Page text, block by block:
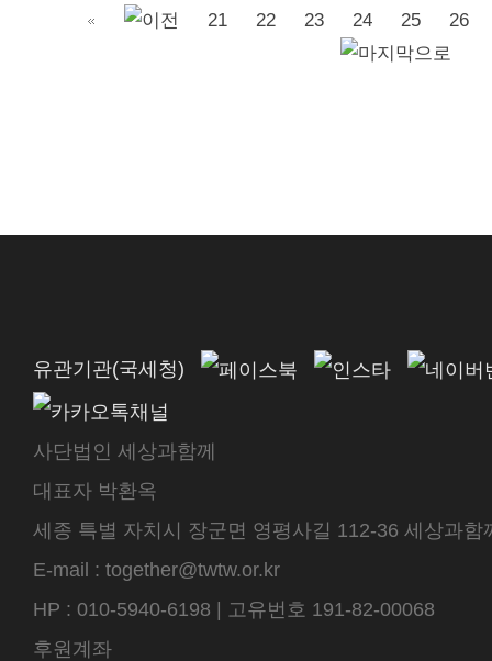
21 22 23 24 25 26
유관기관(국세청)
사단법인 세상과함께
대표자 박환옥
세종 특별 자치시 장군면 영평사길 112-36 세상과
E-mail : together@twtw.or.kr
HP : 010-5940-6198 | 고유번호 191-82-00068
후원계좌